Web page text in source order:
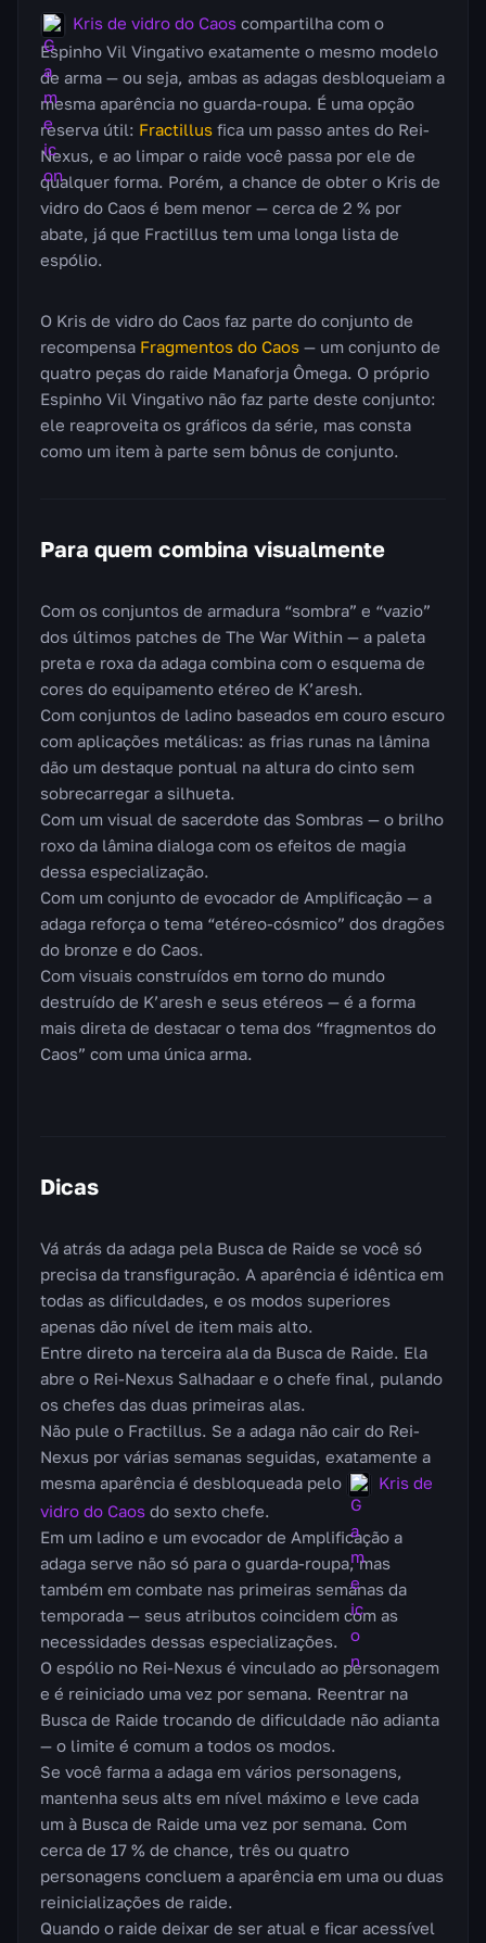
Kris de vidro do Caos compartilha com o
Espinho Vil Vingativo exatamente o mesmo modelo
de arma — ou seja, ambas as adagas desbloqueiam a
mesma aparência no guarda-roupa. É uma opção
reserva útil: Fractillus fica um passo antes do Rei-
Nexus, e ao limpar o raide você passa por ele de
qualquer forma. Porém, a chance de obter o Kris de
vidro do Caos é bem menor — cerca de 2 % por
abate, já que Fractillus tem uma longa lista de
espólio.
O Kris de vidro do Caos faz parte do conjunto de
recompensa Fragmentos do Caos — um conjunto de
quatro peças do raide Manaforja Ômega. O próprio
Espinho Vil Vingativo não faz parte deste conjunto:
ele reaproveita os gráficos da série, mas consta
como um item à parte sem bônus de conjunto.
Para quem combina visualmente
Com os conjuntos de armadura “sombra” e “vazio”
dos últimos patches de The War Within — a paleta
preta e roxa da adaga combina com o esquema de
cores do equipamento etéreo de K’aresh.
Com conjuntos de ladino baseados em couro escuro
com aplicações metálicas: as frias runas na lâmina
dão um destaque pontual na altura do cinto sem
sobrecarregar a silhueta.
Com um visual de sacerdote das Sombras — o brilho
roxo da lâmina dialoga com os efeitos de magia
dessa especialização.
Com um conjunto de evocador de Amplificação — a
adaga reforça o tema “etéreo-cósmico” dos dragões
do bronze e do Caos.
Com visuais construídos em torno do mundo
destruído de K’aresh e seus etéreos — é a forma
mais direta de destacar o tema dos “fragmentos do
Caos” com uma única arma.
Dicas
Vá atrás da adaga pela Busca de Raide se você só
precisa da transfiguração. A aparência é idêntica em
todas as dificuldades, e os modos superiores
apenas dão nível de item mais alto.
Entre direto na terceira ala da Busca de Raide. Ela
abre o Rei-Nexus Salhadaar e o chefe final, pulando
os chefes das duas primeiras alas.
Não pule o Fractillus. Se a adaga não cair do Rei-
Nexus por várias semanas seguidas, exatamente a
mesma aparência é desbloqueada pelo
Kris de
vidro do Caos do sexto chefe.
Em um ladino e um evocador de Amplificação a
adaga serve não só para o guarda-roupa, mas
também em combate nas primeiras semanas da
temporada — seus atributos coincidem com as
necessidades dessas especializações.
O espólio no Rei-Nexus é vinculado ao personagem
e é reiniciado uma vez por semana. Reentrar na
Busca de Raide trocando de dificuldade não adianta
— o limite é comum a todos os modos.
Se você farma a adaga em vários personagens,
mantenha seus alts em nível máximo e leve cada
um à Busca de Raide uma vez por semana. Com
cerca de 17 % de chance, três ou quatro
personagens concluem a aparência em uma ou duas
reinicializações de raide.
Quando o raide deixar de ser atual e ficar acessível